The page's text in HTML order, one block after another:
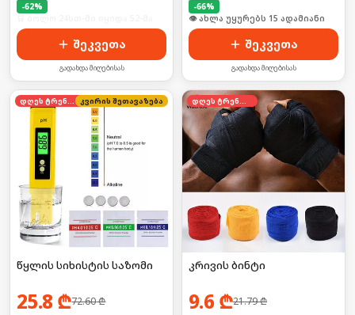
-62%
შეკვეთა
გადახდა მიღებისას
-66%
🛒 ბოლო 24სთ-ში იყიდა 23-მა
შეკვეთა
გადახდა მიღებისას
დღეს ტრენდში კვირის შეთავაზება
წყლის სიხისტის საზომი
25.8 ₾72.60₾
დღეს ტრენდში
კრივის ბინტი
9.6 ₾21.79₾